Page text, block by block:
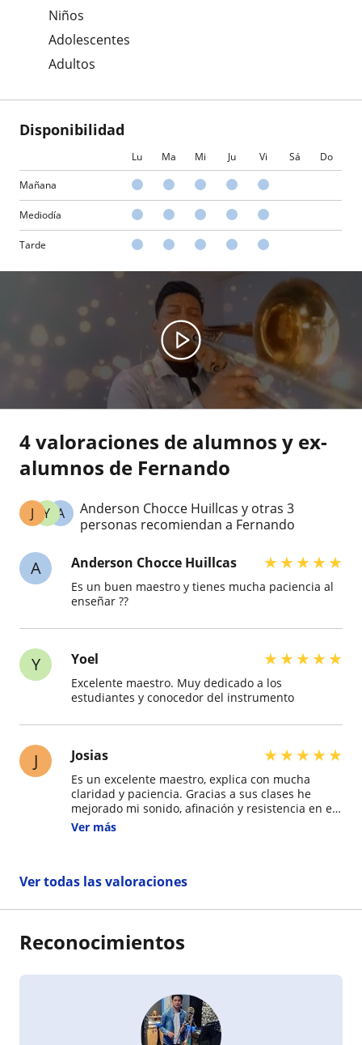
Niños
Adolescentes
Adultos
Disponibilidad
Lu Ma Mi Ju Vi Sá Do
Mañana
Mediodía
Tarde
4 valoraciones de alumnos y ex-
alumnos de Fernando
A
Y
J
Anderson Chocce Huillcas y otras 3
personas recomiendan a Fernando
A Anderson Chocce Huillcas ★★★★★
Es un buen maestro y tienes mucha paciencia al
enseñar ??
Y Yoel ★★★★★
Excelente maestro. Muy dedicado a los
estudiantes y conocedor del instrumento
J Josias ★★★★★
Es un excelente maestro, explica con mucha
claridad y paciencia. Gracias a sus clases he
mejorado mi sonido, afinación y resistencia en el
trombón. Siempre está atento a los detalles y
Ver más
Ver todas las valoraciones
Reconocimientos